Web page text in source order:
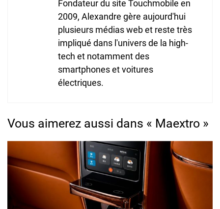
Fondateur du site Touchmobile en
2009, Alexandre gère aujourd'hui
plusieurs médias web et reste très
impliqué dans l'univers de la high-
tech et notamment des
smartphones et voitures
électriques.
Vous aimerez aussi dans « Maextro »